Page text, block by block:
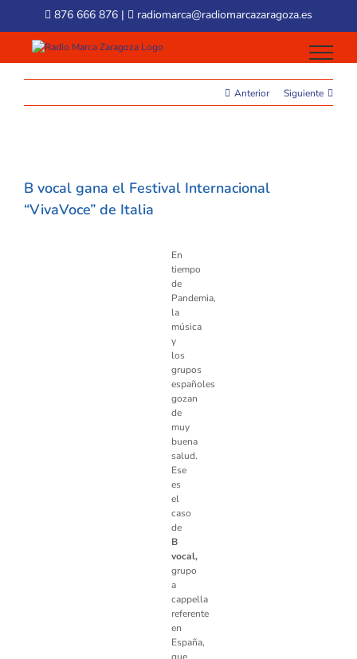
content
876 666 876 | radiomarca@radiomarcazaragoza.es
Anterior Siguiente
Image
B vocal gana el Festival Internacional
“VivaVoce” de Italia
En
tiempo
de
Pandemia,
la
música
y
los
grupos
españoles
gozan
de
muy
buena
salud.
Ese
es
el
caso
de
B
vocal,
grupo
a
cappella
referente
en
España,